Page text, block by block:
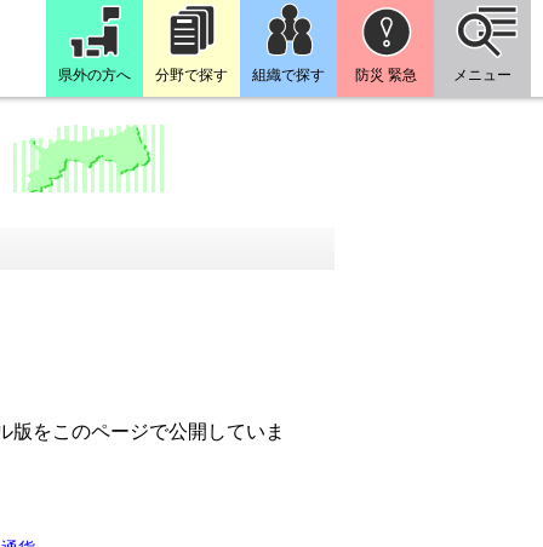
県外の方へ 分野で探す 組織で探す 防災 緊急 メニュー
版をこのページで公開していま